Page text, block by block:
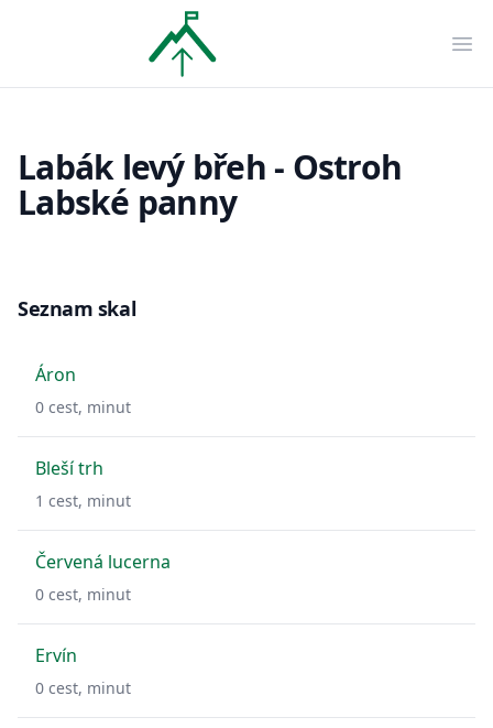
Labák levý břeh - Ostroh
Labské panny
Seznam skal
Áron
0 cest, minut
Bleší trh
1 cest, minut
Červená lucerna
0 cest, minut
Ervín
0 cest, minut